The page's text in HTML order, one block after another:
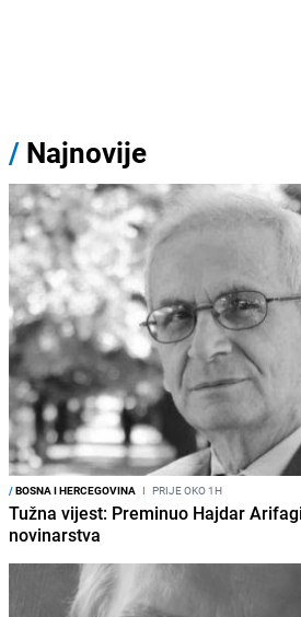
/ Najnovije
/BOSNA I HERCEGOVINA I PRIJE OKO 1H
Tužna vijest: Preminuo Hajdar
novinarstva